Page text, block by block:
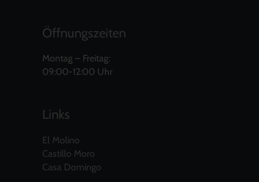
Öffnungszeiten
Montag – Freitag:
09:00-12:00 Uhr
Links
El Molino
Castillo Moro
Casa Domingo